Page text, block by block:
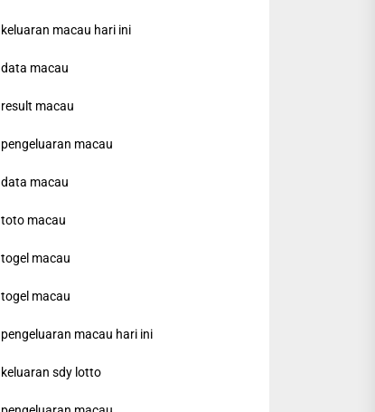
keluaran macau hari ini
data macau
result macau
pengeluaran macau
data macau
toto macau
togel macau
togel macau
pengeluaran macau hari ini
keluaran sdy lotto